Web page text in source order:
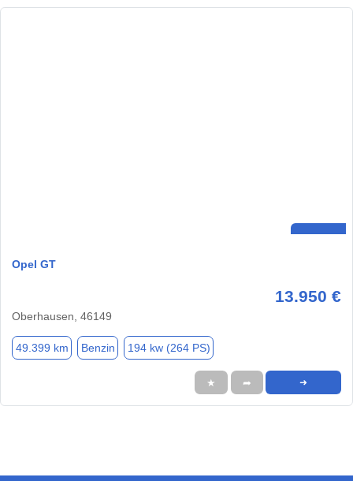
Opel GT
13.950 €
Oberhausen, 46149
49.399 km Benzin 194 kw (264 PS)
★ ➦ ➜